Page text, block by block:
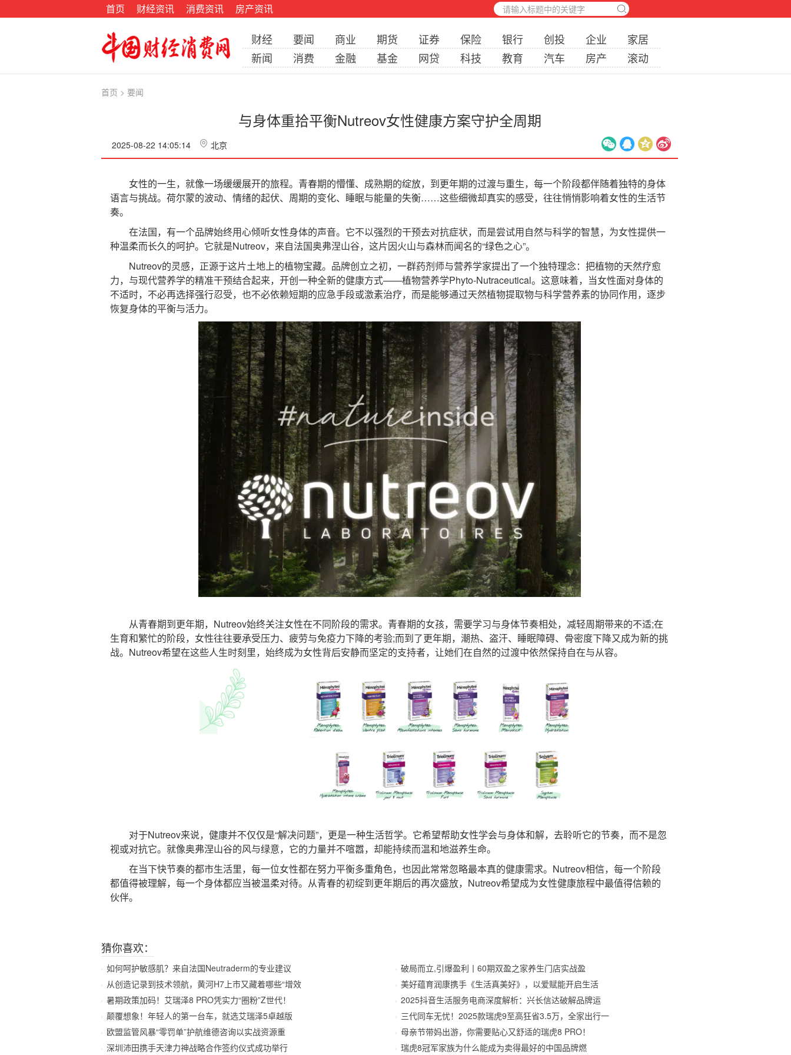
首页 财经资讯 消费资讯 房产资讯
财经 要闻 商业 期货 证券 保险 银行 创投 企业
家居
新闻
消费 金融 基金 网贷 科技 教育 汽车 房产 滚动
首页 > 要闻
与身体重拾平衡Nutreov女性健康方案守护全周期
2025-08-22 14:05:14 北京
女性的一生，就像一场缓缓展开的旅程。青春期的懵懂、成熟期的绽放，到更年期的过渡与重生，每一个阶段都伴随着独特的身体
语言与挑战。荷尔蒙的波动、情绪的起伏、周期的变化、睡眠与能量的失衡……这些细微却真实的感受，往往悄悄影响着女性的生活节
奏。
在法国，有一个品牌始终用心倾听女性身体的声音。它不以强烈的干预去对抗症状，而是尝试用自然与科学的智慧，为女性提供一
种温柔而长久的呵护。它就是Nutreov，来自法国奥弗涅山谷，这片因火山与森林而闻名的“绿色之心”。
Nutreov的灵感，正源于这片土地上的植物宝藏。品牌创立之初，一群药剂师与营养学家提出了一个独特理念：把植物的天然疗愈
力，与现代营养学的精准干预结合起来，开创一种全新的健康方式——植物营养学Phyto-Nutraceutical。这意味着，当女性面对身体的
不适时，不必再选择强行忍受，也不必依赖短期的应急手段或激素治疗，而是能够通过天然植物提取物与科学营养素的协同作用，逐步
恢复身体的平衡与活力。
从青春期到更年期，Nutreov始终关注女性在不同阶段的需求。青春期的女孩，需要学习与身体节奏相处，减轻周期带来的不适;在
生育和繁忙的阶段，女性往往要承受压力、疲劳与免疫力下降的考验;而到了更年期，潮热、盗汗、睡眠障碍、骨密度下降又成为新的挑
战。Nutreov希望在这些人生时刻里，始终成为女性背后安静而坚定的支持者，让她们在自然的过渡中依然保持自在与从容。
对于Nutreov来说，健康并不仅仅是“解决问题”，更是一种生活哲学。它希望帮助女性学会与身体和解，去聆听它的节奏，而不是忽
视或对抗它。就像奥弗涅山谷的风与绿意，它的力量并不喧嚣，却能持续而温和地滋养生命。
在当下快节奏的都市生活里，每一位女性都在努力平衡多重角色，也因此常常忽略最本真的健康需求。Nutreov相信，每一个阶段
都值得被理解，每一个身体都应当被温柔对待。从青春的初绽到更年期后的再次盛放，Nutreov希望成为女性健康旅程中最值得信赖的
伙伴。
猜你喜欢：
如何呵护敏感肌？来自法国Neutraderm的专业建议
从创造记录到技术领航，黄河H7上市又藏着哪些“增效
暑期政策加码！艾瑞泽8 PRO凭实力“圈粉”Z世代！
颠覆想象！年轻人的第一台车，就选艾瑞泽5卓越版
欧盟监管风暴“零罚单”护航维德咨询以实战资源重
深圳沛田携手天津力神战略合作签约仪式成功举行
破局而立,引爆盈利丨60期双盈之家养生门店实战盈
美好蕴育润康携手《生活真美好》，以爱赋能开启生活
2025抖音生活服务电商深度解析：兴长信达破解品牌运
三代同车无忧！2025款瑞虎9至高狂省3.5万，全家出行一
母亲节带妈出游，你需要贴心又舒适的瑞虎8 PRO！
瑞虎8冠军家族为什么能成为卖得最好的中国品牌燃